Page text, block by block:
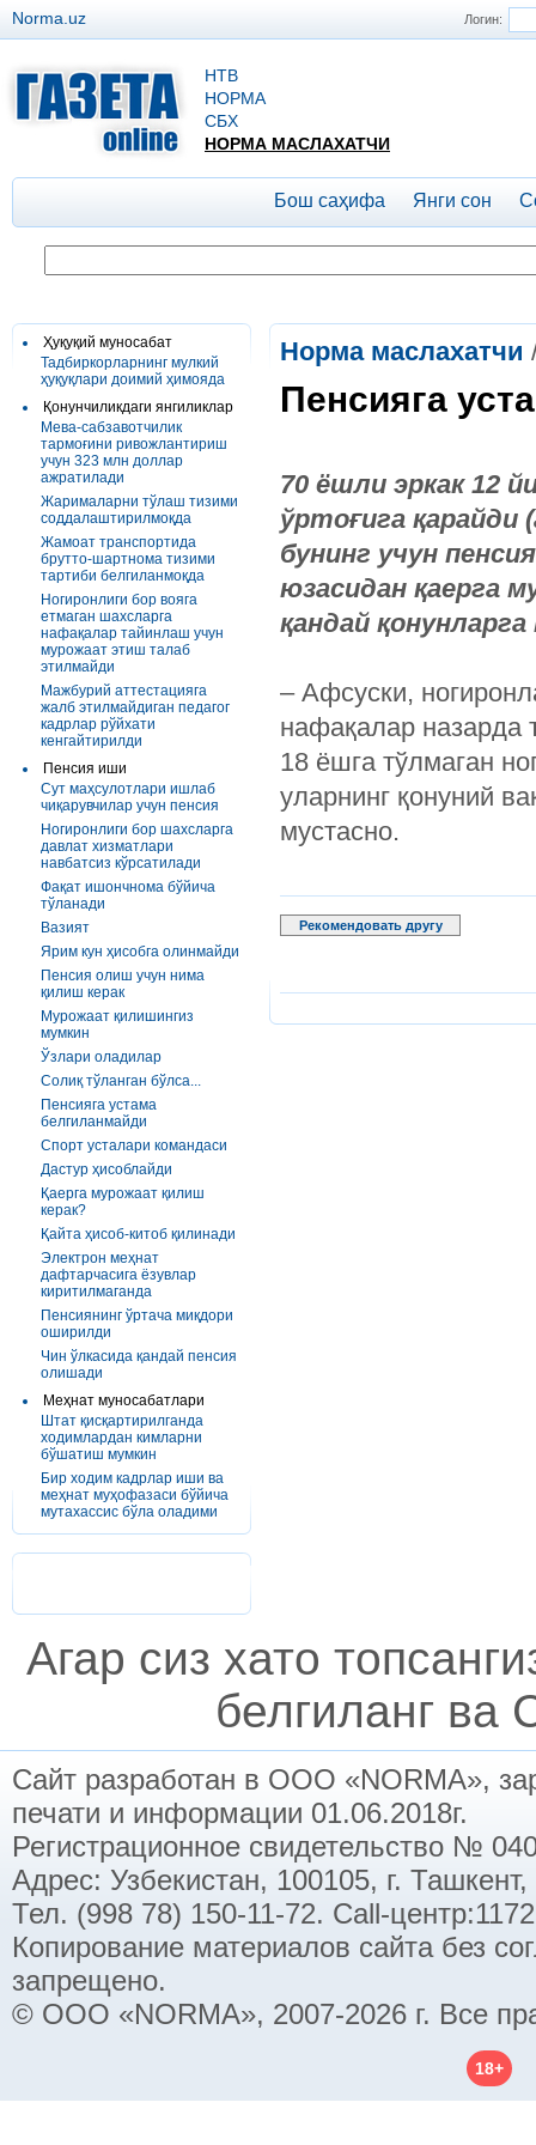
Логин:
Norma.uz
НТВ
НОРМА
СБХ
НОРМА МАСЛАХАТЧИ
Бош саҳифа Янги сон
Ҳуқуқий муносабат
Тадбиркорларнинг мулкий
ҳуқуқлари доимий ҳимояда
Қонунчиликдаги янгиликлар
Мева-сабзавотчилик
тармоғини ривожлантириш
учун 323 млн доллар
ажратилади
Жарималарни тўлаш тизими
соддалаштирилмоқда
Жамоат транспортида
брутто-шартнома тизими
тартиби белгиланмоқда
Ногиронлиги бор вояга
етмаган шахсларга
нафақалар тайинлаш учун
мурожаат этиш талаб
этилмайди
Мажбурий аттестацияга
жалб этилмайдиган педагог
кадрлар рўйхати
кенгайтирилди
Пенсия иши
Сут маҳсулотлари ишлаб
чиқарувчилар учун пенсия
Ногиронлиги бор шахсларга
давлат хизматлари
навбатсиз кўрсатилади
Фақат ишончнома бўйича
тўланади
Вазият
Ярим кун ҳисобга олинмайди
Пенсия олиш учун нима
қилиш керак
Мурожаат қилишингиз
мумкин
Ўзлари оладилар
Солиқ тўланган бўлса...
Пенсияга устама
белгиланмайди
Спорт усталари командаси
Дастур ҳисоблайди
Қаерга мурожаат қилиш
керак?
Қайта ҳисоб-китоб қилинади
Электрон меҳнат
дафтарчасига ёзувлар
киритилмаганда
Пенсиянинг ўртача миқдори
оширилди
Чин ўлкасида қандай пенсия
олишади
Меҳнат муносабатлари
Штат қисқартирилганда
ходимлардан кимларни
бўшатиш мумкин
Бир ходим кадрлар иши ва
меҳнат муҳофазаси бўйича
мутахассис бўла оладими
Норма маслахатчи
Пенсияга
70 ёшли эркак 12
ўртоғига қарайди
бунинг учун
юзасидан қаерга
қандай
– Афсуски,
нафақалар назарда
18 ёшга тўлмаган
уларнинг қонуний
мустасно.
Рекомендовать другу
Агар сиз хато
белгиланг ва
Сайт разработан в ООО «NORMA»,
печати и информации 01.06.2018г.
Регистрационное свидетельство №
Адрес: Узбекистан, 100105, г.
Тел. (998 78) 150-11-72. Call-
Копирование материалов сайта без
запрещено.
© ООО «NORMA», 2007-2026 г. Все
18+